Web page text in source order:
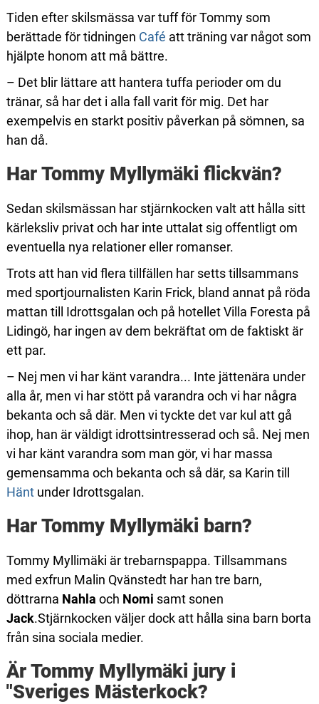
Tiden efter skilsmässa var tuff för Tommy som
berättade för tidningen Café att träning var något som
hjälpte honom att må bättre.
– Det blir lättare att hantera tuffa perioder om du
tränar, så har det i alla fall varit för mig. Det har
exempelvis en starkt positiv påverkan på sömnen, sa
han då.
Har Tommy Myllymäki flickvän?
Sedan skilsmässan har stjärnkocken valt att hålla sitt
kärleksliv privat och har inte uttalat sig offentligt om
eventuella nya relationer eller romanser.
Trots att han vid flera tillfällen har setts tillsammans
med sportjournalisten Karin Frick, bland annat på röda
mattan till Idrottsgalan och på hotellet Villa Foresta på
Lidingö, har ingen av dem bekräftat om de faktiskt är
ett par.
– Nej men vi har känt varandra... Inte jättenära under
alla år, men vi har stött på varandra och vi har några
bekanta och så där. Men vi tyckte det var kul att gå
ihop, han är väldigt idrottsintresserad och så. Nej men
vi har känt varandra som man gör, vi har massa
gemensamma och bekanta och så där, sa Karin till
Häntunder Idrottsgalan.
Har Tommy Myllymäki barn?
Tommy Myllimäki är trebarnspappa. Tillsammans
med exfrun Malin Qvänstedt har han tre barn,
döttrarna Nahla och Nomi samt sonen
Jack.Stjärnkocken väljer dock att hålla sina barn borta
från sina sociala medier.
Är Tommy Myllymäki jury i
"Sveriges Mästerkock?